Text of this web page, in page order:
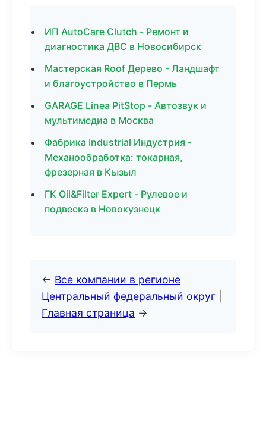
ИП AutoCare Clutch - Ремонт и
диагностика ДВС в Новосибирск
Мастерская Roof Дерево - Ландшафт
и благоустройство в Пермь
GARAGE Linea PitStop - Автозвук и
мультимедиа в Москва
Фабрика Industrial Индустрия -
Механообработка: токарная,
фрезерная в Кызыл
ГК Oil&Filter Expert - Рулевое и
подвеска в Новокузнецк
← Все компании в регионе
Центральный федеральный округ
Главная страница →